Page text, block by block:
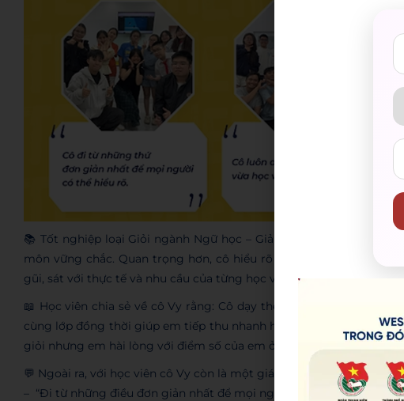
📚 Tốt nghiệp loại Giỏi ngành Ngữ học – Giảng dạy tại ĐH
môn vững chắc. Quan trọng hơn, cô hiểu rõ khó khăn của người
gũi, sát với thực tế và nhu cầu của từng học viên.
📖 Học viên chia sẻ về cô Vy rằng: Cô dạy theo phong cách vừa
cùng lớp đồng thời giúp em tiếp thu nhanh hơn bài học, em đã có
giỏi nhưng em hài lòng với điểm số của em ở hiện tại.
💬 Ngoài ra, với học viên cô Vy còn là một giáo viên:
– “Đi từ những điều đơn giản nhất để mọi người có thể hiểu rõ.”